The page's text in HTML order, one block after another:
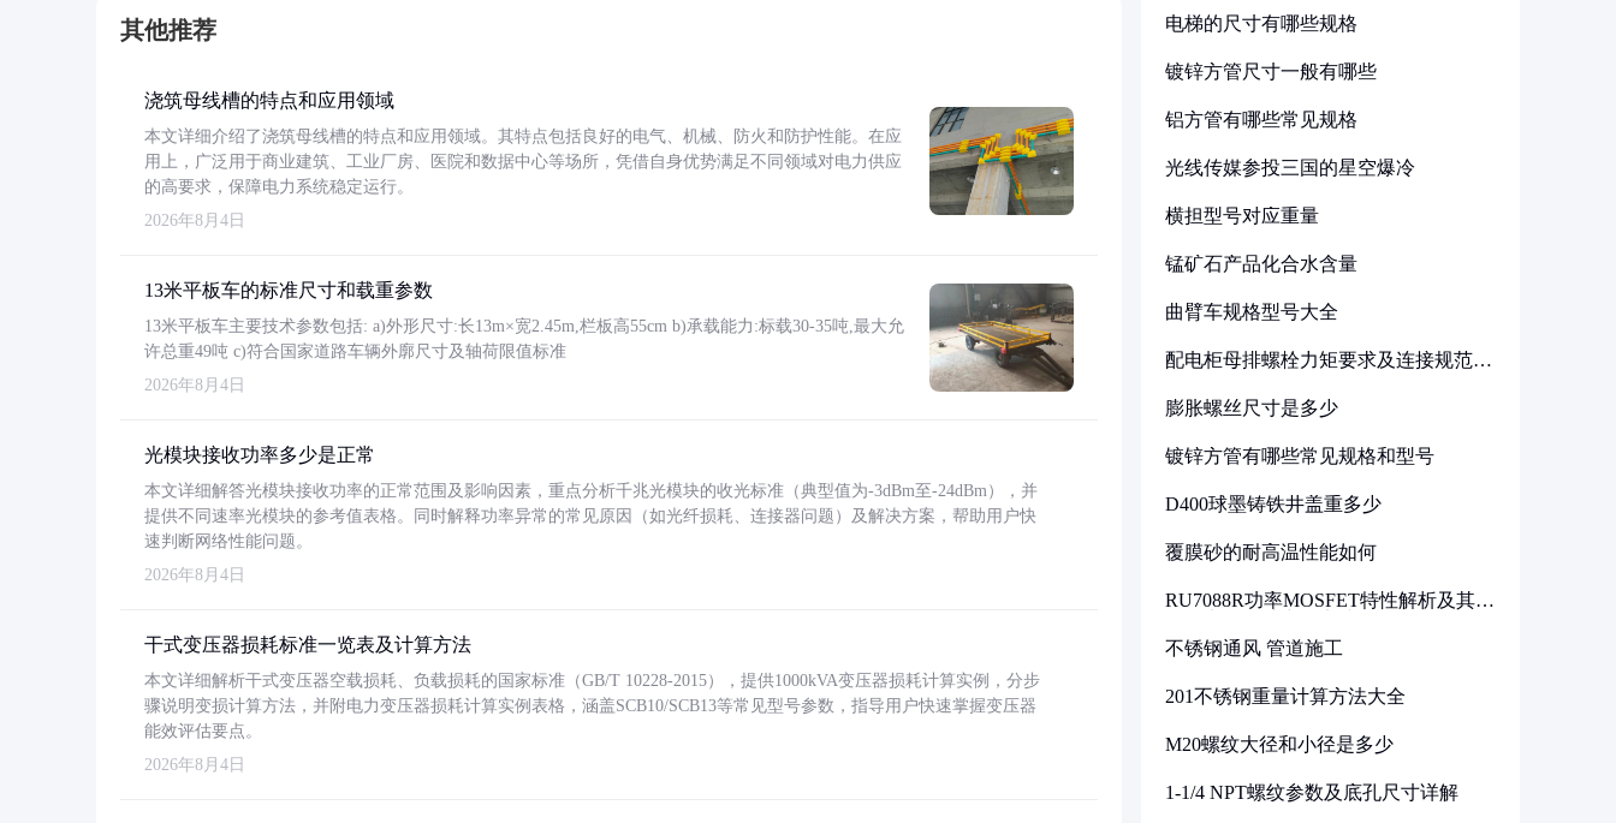
其他推荐
浇筑母线槽的特点和应用领域
本文详细介绍了浇筑母线槽的特点和应用领域。其特点包括良好的电气、机械、防火和防护性能。在应
用上，广泛用于商业建筑、工业厂房、医院和数据中心等场所，凭借自身优势满足不同领域对电力供应
的高要求，保障电力系统稳定运行。
2026年8月4日
13米平板车的标准尺寸和载重参数
13米平板车主要技术参数包括: a)外形尺寸:长13m×宽2.45m,栏板高55cm b)承载能力:标载30-35吨,最大允
许总重49吨 c)符合国家道路车辆外廓尺寸及轴荷限值标准
2026年8月4日
光模块接收功率多少是正常
本文详细解答光模块接收功率的正常范围及影响因素，重点分析千兆光模块的收光标准（典型值为-3dBm至-24dBm），并
提供不同速率光模块的参考值表格。同时解释功率异常的常见原因（如光纤损耗、连接器问题）及解决方案，帮助用户快
速判断网络性能问题。
2026年8月4日
干式变压器损耗标准一览表及计算方法
本文详细解析干式变压器空载损耗、负载损耗的国家标准（GB/T 10228-2015），提供1000kVA变压器损耗计算实例，分步
骤说明变损计算方法，并附电力变压器损耗计算实例表格，涵盖SCB10/SCB13等常见型号参数，指导用户快速掌握变压器
能效评估要点。
2026年8月4日
电梯的尺寸有哪些规格
镀锌方管尺寸一般有哪些
铝方管有哪些常见规格
光线传媒参投三国的星空爆冷
横担型号对应重量
锰矿石产品化合水含量
曲臂车规格型号大全
配电柜母排螺栓力矩要求及连接规范详
膨胀螺丝尺寸是多少
镀锌方管有哪些常见规格和型号
D400球墨铸铁井盖重多少
覆膜砂的耐高温性能如何
RU7088R功率MOSFET特性解析及其在
不锈钢通风 管道施工
201不锈钢重量计算方法大全
M20螺纹大径和小径是多少
1-1/4 NPT螺纹参数及底孔尺寸详解